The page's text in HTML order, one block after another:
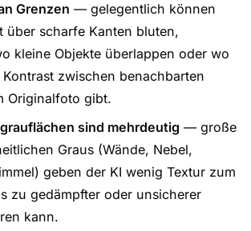
Grenzen — gelegentlich können
über scharfe Kanten bluten,
kleine Objekte überlappen oder wo
zwischen benachbarten
Originalfoto gibt.
sind mehrdeutig — große
Graus (Wände, Nebel,
geben der KI wenig Textur zum
zu gedämpfter oder unsicherer
kann.